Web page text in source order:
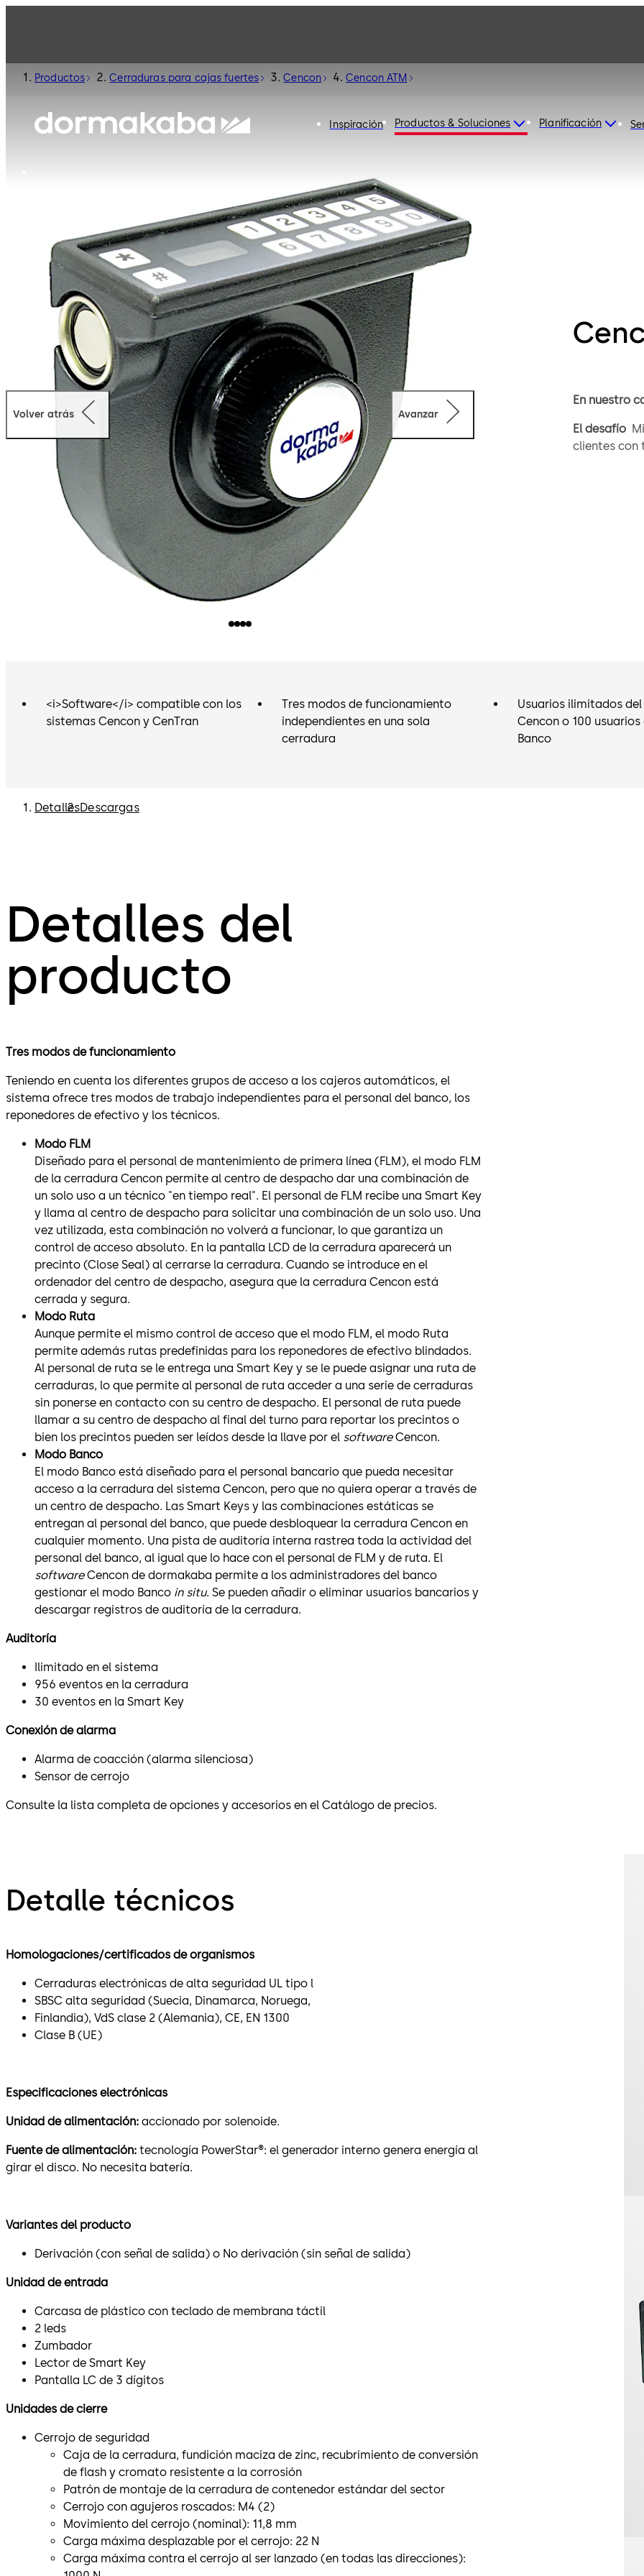
Inspiración Productos & Soluciones Planificación
Productos Cerraduras para cajas fuertes Cencon Cencon ATM
En nuestro
El desafío
clientes con
central y no
Volver atrás Avanzar
<i>Software</i> compatible con los
sistemas Cencon y CenTran
Tres modos de funcionamiento
independientes en una sola
cerradura
Usuarios ilimitados
Cencon o 100
Banco
DetallesDescargas
Detalles del
producto
Tres modos de funcionamiento
Teniendo en cuenta los diferentes grupos de acceso a los cajeros automáticos, el
sistema ofrece tres modos de trabajo independientes para el personal del banco, los
reponedores de efectivo y los técnicos.
Modo FLM
Diseñado para el personal de mantenimiento de primera línea (FLM), el modo FLM
de la cerradura Cencon permite al centro de despacho dar una combinación de
un solo uso a un técnico "en tiempo real". El personal de FLM recibe una Smart Key
y llama al centro de despacho para solicitar una combinación de un solo uso. Una
vez utilizada, esta combinación no volverá a funcionar, lo que garantiza un
control de acceso absoluto. En la pantalla LCD de la cerradura aparecerá un
precinto (Close Seal) al cerrarse la cerradura. Cuando se introduce en el
ordenador del centro de despacho, asegura que la cerradura Cencon está
cerrada y segura.
Modo Ruta
Aunque permite el mismo control de acceso que el modo FLM, el modo Ruta
permite además rutas predefinidas para los reponedores de efectivo blindados.
Al personal de ruta se le entrega una Smart Key y se le puede asignar una ruta de
cerraduras, lo que permite al personal de ruta acceder a una serie de cerraduras
sin ponerse en contacto con su centro de despacho. El personal de ruta puede
llamar a su centro de despacho al final del turno para reportar los precintos o
bien los precintos pueden ser leídos desde la llave por el softwareCencon.
Modo Banco
El modo Banco está diseñado para el personal bancario que pueda necesitar
acceso a la cerradura del sistema Cencon, pero que no quiera operar a través de
un centro de despacho. Las Smart Keys y las combinaciones estáticas se
entregan al personal del banco, que puede desbloquear la cerradura Cencon en
cualquier momento. Una pista de auditoría interna rastrea toda la actividad del
personal del banco, al igual que lo hace con el personal de FLM y de ruta. El
softwareCencon de dormakaba permite a los administradores del banco
gestionar el modo Banco in situ. Se pueden añadir o eliminar usuarios bancarios y
descargar registros de auditoría de la cerradura.
Auditoría
Ilimitado en el sistema
956 eventos en la cerradura
30 eventos en la Smart Key
Conexión de alarma
Alarma de coacción (alarma silenciosa)
Sensor de cerrojo
Consulte la lista completa de opciones y accesorios en el Catálogo de precios.
Detalle técnicos
Homologaciones/certificados de organismos
Cerraduras electrónicas de alta seguridad UL tipo l
SBSC alta seguridad (Suecia, Dinamarca, Noruega,
Finlandia), VdS clase 2 (Alemania), CE, EN 1300
Clase B (UE)
Especificaciones electrónicas
Unidad de alimentación: accionado por solenoide.
Fuente de alimentación: tecnología PowerStar®: el generador interno genera energía al
girar el disco. No necesita batería.
Variantes del producto
Derivación (con señal de salida) o No derivación (sin señal de salida)
Unidad de entrada
Carcasa de plástico con teclado de membrana táctil
2 leds
Zumbador
Lector de Smart Key
Pantalla LC de 3 dígitos
Unidades de cierre
Cerrojo de seguridad
Caja de la cerradura, fundición maciza de zinc, recubrimiento de conversión
de flash y cromato resistente a la corrosión
Patrón de montaje de la cerradura de contenedor estándar del sector
Cerrojo con agujeros roscados: M4 (2)
Movimiento del cerrojo (nominal): 11,8 mm
Carga máxima desplazable por el cerrojo: 22 N
Carga máxima contra el cerrojo al ser lanzado (en todas las direcciones):